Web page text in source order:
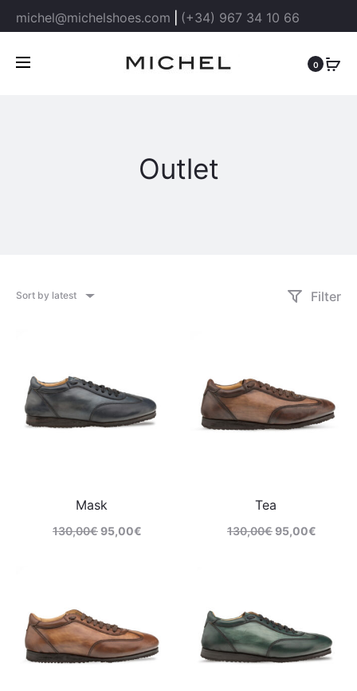
michel@michelshoes.com (+34) 967 34 10 66
0
Outlet
Sort by latest Filter
Mask
130,00€95,00€
Tea
130,00€95,00€